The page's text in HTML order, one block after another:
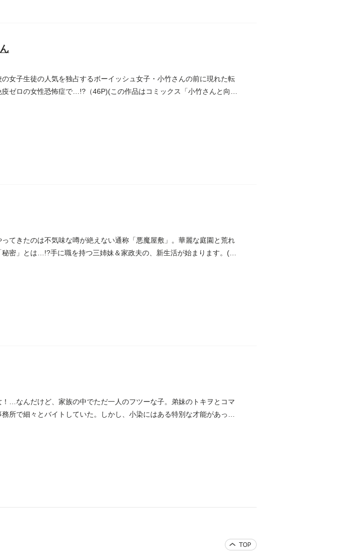
女子生徒の人気を独占するボーイッシュ女子・小竹さんの前に現れた転
ゼロの女性恐怖症で…!?（46P)(この作品はコミックス「小竹さんと向
てきたのは不気味な噂が絶えない通称「悪魔屋敷」。華麗な庭園と荒れ
密」とは…!?手に職を持つ三姉妹＆家政夫の、新生活が始まります。(こ
…なんだけど、家族の中でただ一人のフツーな子。弟妹のトキヲとコマ
所で細々とバイトしていた。しかし、小染にはある特別な才能があっ